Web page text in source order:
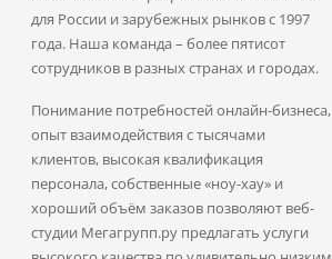
для России и зарубежных рынков с 1997
года. Наша команда – более пятисот
сотрудников в разных странах и городах.
Понимание потребностей онлайн-бизнеса,
опыт взаимодействия с тысячами
клиентов, высокая квалификация
персонала, собственные «ноу-хау» и
хороший объём заказов позволяют веб-
студии Мегагрупп.ру предлагать услуги